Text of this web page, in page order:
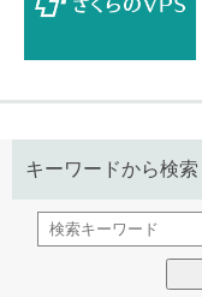
キーワードから検索